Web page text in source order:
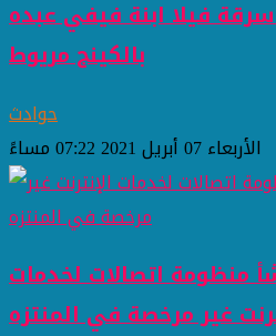
فيلا ابنة فيفي عبده
بالكينج مريوط
حوادث
الأربعاء 07 أبريل 2021 07:22 مساءً
منظومة اتصالات لخدمات
غير مرخصة في المنتزه